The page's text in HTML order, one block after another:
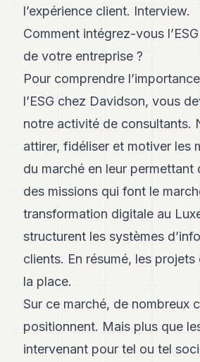
Andy
Andy
10
Andy
9
Andy
Andy
6
Andy
5
Andy
TECH
DE
l’expérience client. Interview.
Comment intégrez-vous
de votre entreprise ?
Pour comprendre
l’ESG chez Davidson, vous
notre activité de consultants.
attirer, fidéliser et motiver les
du marché en leur permettant
des missions qui font le
transformation digitale au
structurent les systèmes
clients. En résumé, les
la place.
Sur ce marché, de nombreux
positionnent. Mais plus que
intervenant pour tel ou tel